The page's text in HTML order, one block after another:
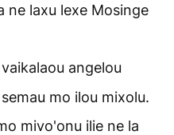
ne laxu lexe Mosinge
angelou
mo ilou mixolu.
mivo'onu ilie ne la